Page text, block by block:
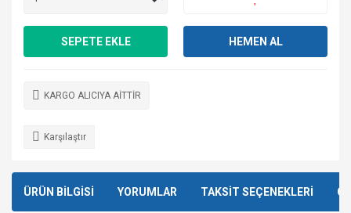
SEPETE EKLE HEMEN AL
KARGO ALICIYA AİTTİR
Karşılaştır
ÜRÜN BİLGİSİ YORUMLAR TAKSİT SEÇENEKLERİ